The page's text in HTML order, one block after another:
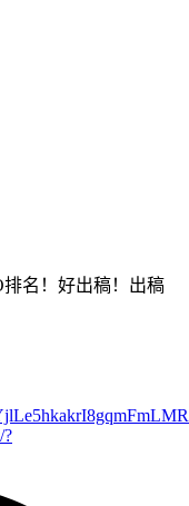
名！好出稿！出稿